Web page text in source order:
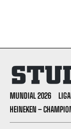
MUNDIAL 2026
HEINEKEN –